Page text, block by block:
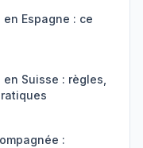
Espagne : ce
Suisse : règles,
: